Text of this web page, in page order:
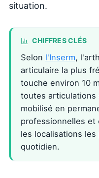
situation.
CHIFFRES CLÉS
Selon l'Inserm,
articulaire la plus
touche environ 10
toutes articulations
mobilisé en
professionnelles et
les localisations
quotidien.